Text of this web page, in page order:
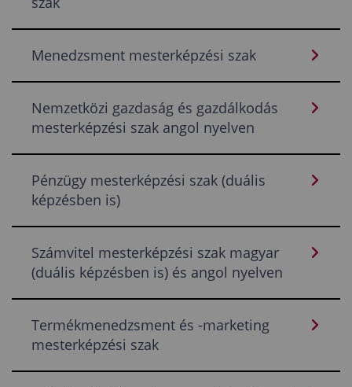
Menedzsment mesterképzési szak
Nemzetközi gazdaság és gazdálkodás
mesterképzési szak angol nyelven
Pénzügy mesterképzési szak (duális
képzésben is)
Számvitel mesterképzési szak magyar
(duális képzésben is) és angol nyelven
Termékmenedzsment és -marketing
mesterképzési szak